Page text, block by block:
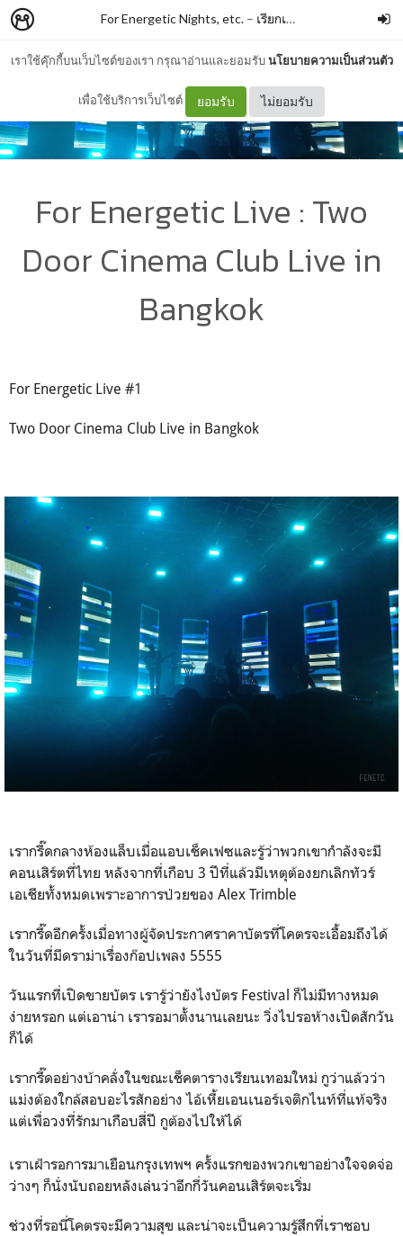
เราใช้คุ๊กกี้บนเว็บไซต์ของเรา กรุณาอ่านและยอมรับนโยบายความเป็นส่วนตัว
เพื่อใช้บริการเว็บไซต์ ยอมรับ ไม่ยอมรับ
For Energetic Nights, etc. – เรียกเนี้ยวก็ได้
For Energetic Live : Two
Door Cinema Club Live in
Bangkok
For Energetic Live #1
Two Door Cinema Club Live in Bangkok
เรากรี๊ดกลางห้องแล็บเมื่อแอบเช็คเฟซและรู้ว่าพวกเขากำลังจะมี
คอนเสิร์ตที่ไทย หลังจากที่เกือบ 3 ปีที่แล้วมีเหตุต้องยกเลิกทัวร์
เอเชียทั้งหมดเพราะอาการป่วยของ Alex Trimble
เรากรี๊ดอีกครั้งเมื่อทางผู้จัดประกาศราคาบัตรที่โคตรจะเอื้อมถึงได้
ในวันที่มีดราม่าเรื่องก๊อปเพลง 5555
วันแรกที่เปิดขายบัตร เรารู้ว่ายังไงบัตร Festival ก็ไม่มีทางหมด
ง่ายหรอก แต่เอาน่า เรารอมาตั้งนานเลยนะ วิ่งไปรอห้างเปิดสักวัน
ก็ได้
เรากรี๊ดอย่างบ้าคลั่งในขณะเช็คตารางเรียนเทอมใหม่ กูว่าแล้วว่า
แม่งต้องใกล้สอบอะไรสักอย่าง ไอ้เหี้ยเอนเนอร์เจติกไนท์ที่แท้จริง
แต่เพื่อวงที่รักมาเกือบสี่ปี กูต้องไปให้ได้
เราเฝ้ารอการมาเยือนกรุงเทพฯ ครั้งแรกของพวกเขาอย่างใจจดจ่อ
ว่างๆ ก็นั่งนับถอยหลังเล่นว่าอีกกี่วันคอนเสิร์ตจะเริ่ม
ช่วงที่รอนี่โคตรจะมีความสุข และน่าจะเป็นความรู้สึกที่เราชอบ